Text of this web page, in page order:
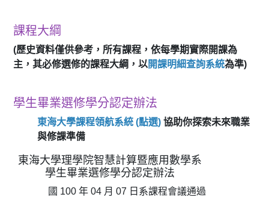
課程大綱
(歷史資料僅供參考，所有課程，依每學期實際開課為
主，其必修選修的課程大綱，以開課明細查詢系統為準)
學生畢業選修學分認定辦法
東海大學課程領航系統 (點選) 協助你探索未來職業
與修課準備
東海大學理學院智慧計算暨應用數學系
學生畢業選修學分認定辦法
國 100 年 04 月 07 日系課程會議通過